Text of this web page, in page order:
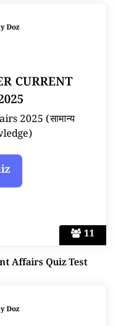
11
Doz
CURRENT
2025 (सामान्य
Affairs Quiz Test
Doz